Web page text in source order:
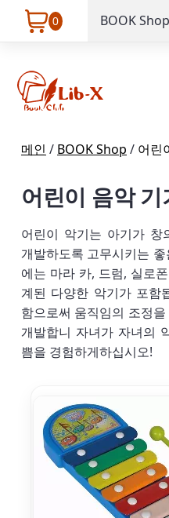
0 BOOK Shop
메인 / BOOK Shop / 어린
어린이 음악 기
어린이 악기는 아기가 창
개발하도록 고무시키는
에는 마라 카, 드럼, 실로
계된 다양한 악기가 포함
함으로써 움직임의 조정
개발합니 자녀가 자녀의
쁨을 경험하게하십시오!